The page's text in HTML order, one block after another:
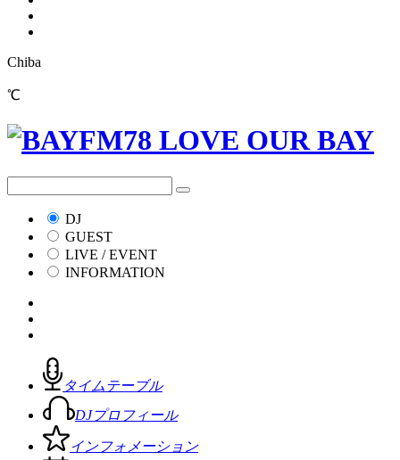
Chiba
℃
DJ
GUEST
LIVE / EVENT
INFORMATION
タイムテーブル
DJプロフィール
インフォメーション